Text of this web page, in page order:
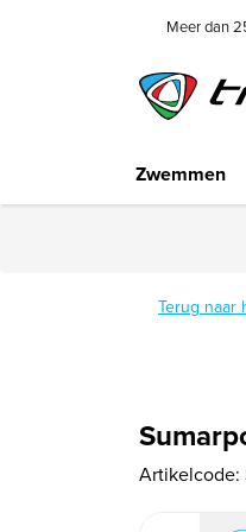
Meer dan
Zwemmen
Terug naar
Artikelcode: